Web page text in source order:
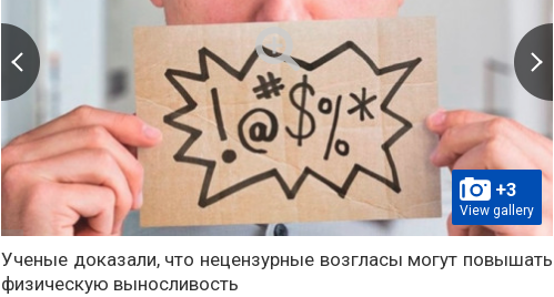
+3
View gallery
Ученые доказали, что нецензурные возгласы могут повышать
физическую выносливость